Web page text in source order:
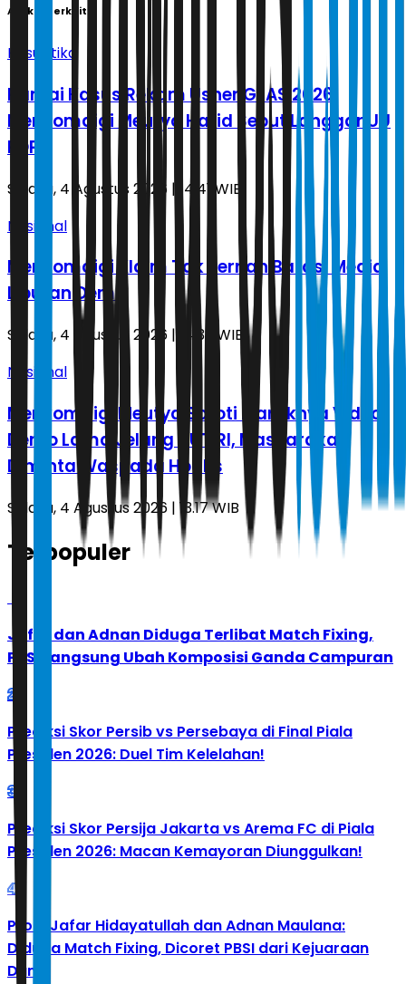
Artikel Terkait
Kasuistika
Ramai Kasus Rekam Usher GIIAS 2026,
Menkomdigi Meutya Hafid Sebut Langgar UU
PDP
Selasa, 4 Agustus 2026 | 14.41 WIB
Nasional
Menkomdigi Klaim Tak Pernah Batasi Media
Liputan Demo
Selasa, 4 Agustus 2026 | 14.32 WIB
Nasional
Menkomdigi Meutya Soroti Maraknya Video
Demo Lama Jelang HUT RI, Masyarakat
Diminta Waspada Hoaks
Selasa, 4 Agustus 2026 | 13.17 WIB
Terpopuler
Jafar dan Adnan Diduga Terlibat Match Fixing,
PBSI Langsung Ubah Komposisi Ganda Campuran
2
Prediksi Skor Persib vs Persebaya di Final Piala
Presiden 2026: Duel Tim Kelelahan!
3
Prediksi Skor Persija Jakarta vs Arema FC di Piala
Presiden 2026: Macan Kemayoran Diunggulkan!
4
Profil Jafar Hidayatullah dan Adnan Maulana:
Diduga Match Fixing, Dicoret PBSI dari Kejuaraan
Dunia